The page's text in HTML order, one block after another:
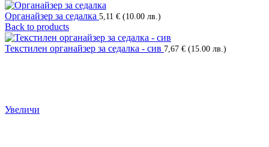
Органайзер за седалка 5,11 € (10.00 лв.)
Back to products
Текстилен органайзер за седалка - сив 7,67 € (15.00 лв.)
Увеличи